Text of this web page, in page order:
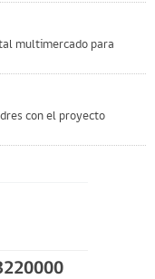
multimercado para
con el proyecto